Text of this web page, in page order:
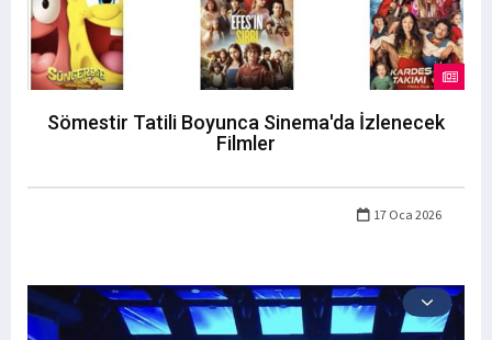
Sömestir Tatili Boyunca Sinema'da İzlenecek
Filmler
17 Oca 2026